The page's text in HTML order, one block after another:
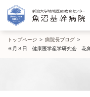
トップページ > 病院長ブログ >
６月３日 健康医学産学研究会 花